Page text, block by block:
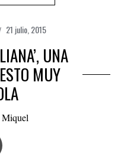
C
H
21 julio, 2015
UNA
MUY